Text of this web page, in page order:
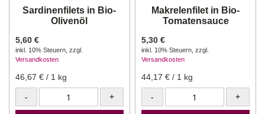
Sardinenfilets in Bio-
Olivenöl
5,60 €
inkl. 10% Steuern zzgl.
Versandkosten
46,67 € / 1 kg
- +
Makrelenfilet in Bio-
Tomatensauce
5,30 €
inkl. 10% Steuern ,zzgl.
Versandkosten
44,17 € / 1 kg
- +